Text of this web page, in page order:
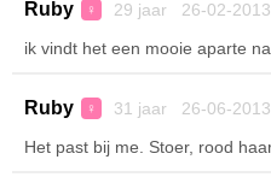
Ruby ♀ 29 jaar 26-02-2013
ik vindt het een mooie aparte
Ruby ♀ 31 jaar 26-06-2013
Het past bij me. Stoer, rood